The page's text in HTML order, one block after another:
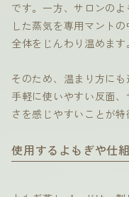
です。一方、サロンの
した蒸気を専用マント
全体をじんわり温めます。
そのため、温まり方に
手軽に使いやすい反面
さを感じやすいことが特
使用するよもぎや仕